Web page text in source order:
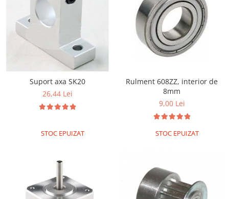
Suport axa SK20
26,44 Lei
STOC EPUIZAT
Rulment 608ZZ, interior de
8mm
9,00 Lei
STOC EPUIZAT